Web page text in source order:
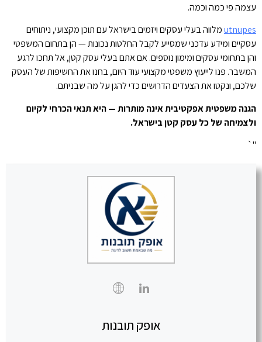
עצמה פי כמה וכמה.
utnupesמלווה בעלי עסקים ויזמים בישראל עם תוכן מקצועי, ניתוחים
עסקיים ומידע עדכני שמסייע לקבל החלטות נכונות — הן בתחום המשפטי
והן בתחומי עסקים ומימון נוספים. אם אתם בעלי עסק קטן, אל תחכו לרגע
המשבר. פנו לייעוץ משפטי מקצועי עוד היום, בחנו את החשיפות של העסק
שלכם, ונקטו את הצעדים הדרושים כדי להגן על מה שבניתם.
הגנה משפטית אפקטיבית אינה מותרות — היא תנאי הכרחי לקיום
ולצמיחה של כל עסק קטן בישראל.
"`
אופק תובנות